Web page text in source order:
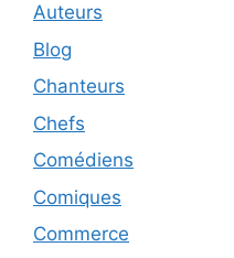
Auteurs
Blog
Chanteurs
Chefs
Comédiens
Comiques
Commerce